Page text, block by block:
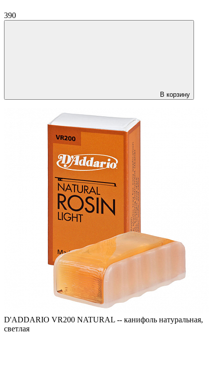
390
В корзину
D'ADDARIO VR200 NATURAL -- канифоль натуральная,
светлая